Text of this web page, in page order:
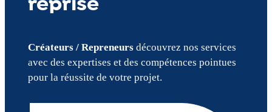
Créateurs / Repreneursdécouvrez nos services
avec des expertises et des compétences pointues
pour la réussite de votre projet.